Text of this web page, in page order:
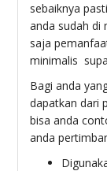
sebaiknya
anda sudah di
saja
minimalis
Bagi anda
dapatkan dari
bisa anda
anda